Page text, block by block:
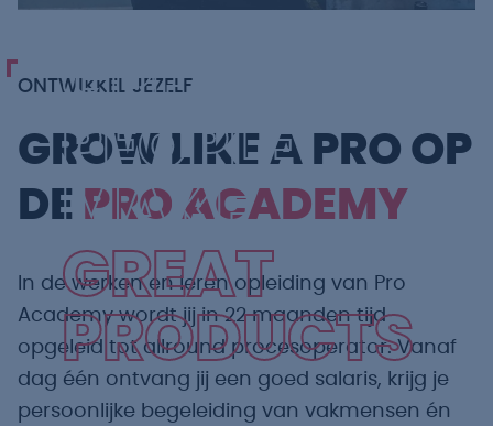
GREAT
PEOPLE
MAKE
GREAT
PRODUCTS
ONTWIKKEL JEZELF
GROW LIKE A PRO OP
DE PRO ACADEMY
In de werken en leren opleiding van Pro
Academy wordt jij in 22 maanden tijd
opgeleid tot allround procesoperator. Vanaf
dag één ontvang jij een goed salaris, krijg je
persoonlijke begeleiding van vakmensen én